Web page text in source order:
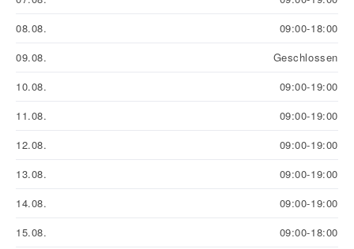
08.08.
09:00-18:00
09.08.
Geschlossen
10.08.
09:00-19:00
11.08.
09:00-19:00
12.08.
09:00-19:00
13.08.
09:00-19:00
14.08.
09:00-19:00
15.08.
09:00-18:00